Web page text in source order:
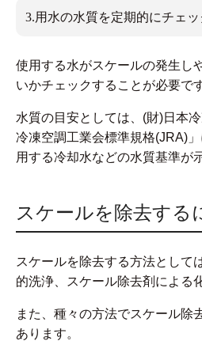
3.用水の水質を定期的にチェッ
使用する水がスケールの発生し
いかチェックすることが必要です
水質の目安としては、(財)日本
冷凍空調工業会標準規格(JRA)
用する冷却水などの水質基準が
スケールを除去する
スケールを除去する方法として
的洗浄、スケール除去剤による
また、種々の方法でスケール除
あります。